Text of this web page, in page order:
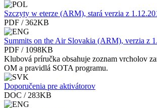
Szczyty w eterze (ARM), stará verzia z
PDF / 362KB
Summits on the Air Slovakia (ARM), verzia z
PDF / 1098KB
Klubová príručka obsahuje zoznam vrcholov
OM a pravidlá SOTA programu.
Doporučenia pre aktivátorov
DOC / 283KB